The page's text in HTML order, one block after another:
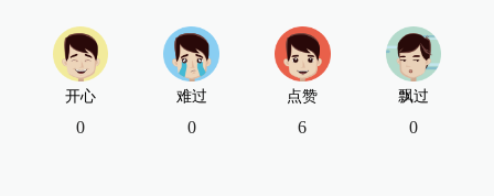
开心
0
难过
0
点赞
6
飘过
0